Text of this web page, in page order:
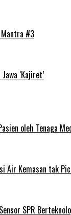
#3
‘Kajiret’
oleh Tenaga
Air Kemasan tak
SPR